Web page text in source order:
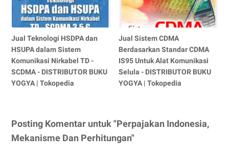
Jual Teknologi HSDPA dan
HSUPA dalam Sistem
Komunikasi Nirkabel TD -
SCDMA - DISTRIBUTOR BUKU
YOGYA | Tokopedia
Jual Sistem CDMA
Berdasarkan Standar CDMA
IS95 Untuk Alat Komunikasi
Selula - DISTRIBUTOR BUKU
YOGYA | Tokopedia
Posting Komentar untuk "Perpajakan Indonesia,
Mekanisme Dan Perhitungan"